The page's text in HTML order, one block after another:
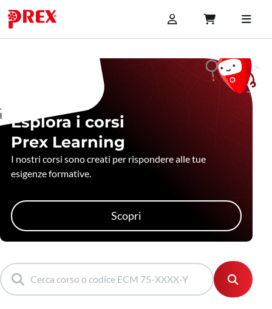
Esplora i corsi
Prex Learning
I nostri corsi sono creati per rispondere alle tue
esigenze formative.
Scopri